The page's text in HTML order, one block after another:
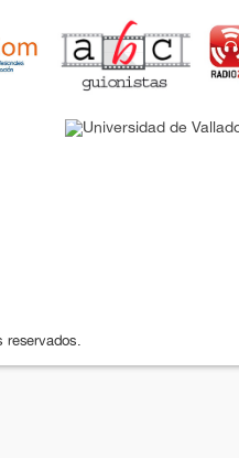
reservados.